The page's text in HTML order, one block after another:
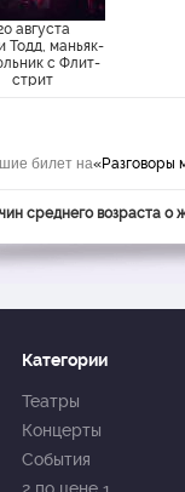
августа
Тодд, маньяк-
с Флит-
стрит
билет на«Разговоры
среднего возраста
Категории
Театры
Концерты
События